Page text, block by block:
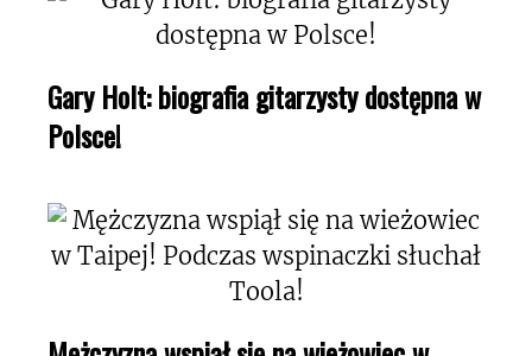
Gary Holt: biografia gitarzysty dostępna w
Polsce!